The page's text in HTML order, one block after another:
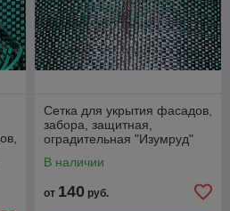
Сетка для укрытия фасадов,
забора, защитная,
оградительная "Изумруд"
В наличии
от 140 руб.